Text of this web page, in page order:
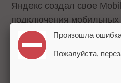
Яндекс создал свое
подключения
Произошла
Пожалуйста,